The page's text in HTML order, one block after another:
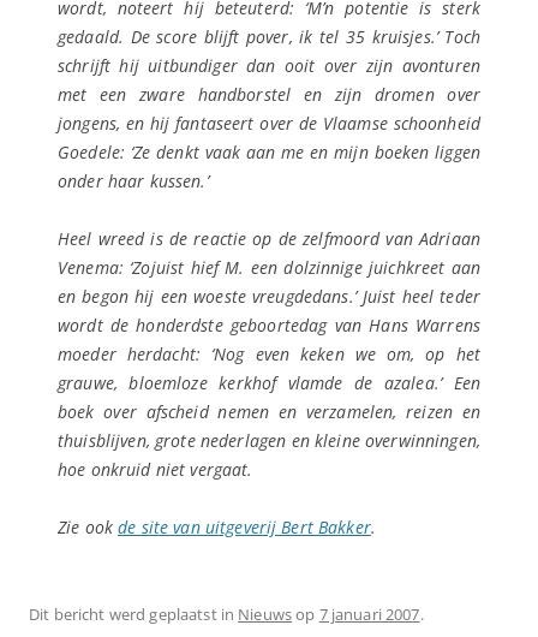
wordt, noteert hij beteuterd: ‘M’n potentie is sterk
gedaald. De score blijft pover, ik tel 35 kruisjes.’ Toch
schrijft hij uitbundiger dan ooit over zijn avonturen
met een zware handborstel en zijn dromen over
jongens, en hij fantaseert over de Vlaamse schoonheid
Goedele: ‘Ze denkt vaak aan me en mijn boeken liggen
onder haar kussen.’
Heel wreed is de reactie op de zelfmoord van Adriaan
Venema: ‘Zojuist hief M. een dolzinnige juichkreet aan
en begon hij een woeste vreugdedans.’ Juist heel teder
wordt de honderdste geboortedag van Hans Warrens
moeder herdacht: ‘Nog even keken we om, op het
grauwe, bloemloze kerkhof vlamde de azalea.’ Een
boek over afscheid nemen en verzamelen, reizen en
thuisblijven, grote nederlagen en kleine overwinningen,
hoe onkruid niet vergaat.
Zie ookde site van uitgeverij Bert Bakker.
Dit bericht werd geplaatst in Nieuwsop 7 januari 2007.